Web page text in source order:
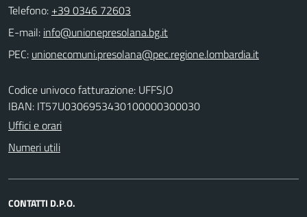
Telefono: +39 0346 72603
E-mail:
PEC:
Codice univoco fatturazione: UFFSJO
IBAN: IT57U0306953430100000300030
Uffici e orari
Numeri utili
CONTATTI D.P.O.